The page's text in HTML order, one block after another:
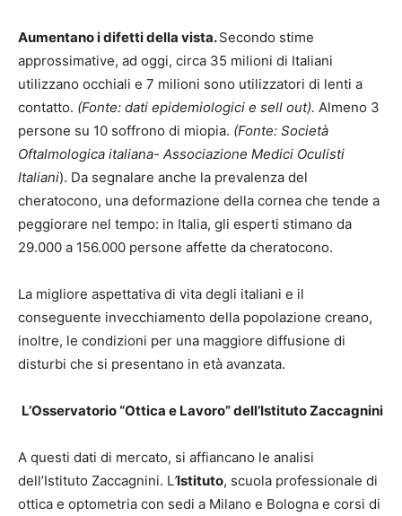
Aumentano i difetti della vista.Secondo stime
approssimative, ad oggi, circa 35 milioni di Italiani
utilizzano occhiali e 7 milioni sono utilizzatori di lenti a
contatto. (Fonte: dati epidemiologici e sell out). Almeno 3
persone su 10 soffrono di miopia. (Fonte: Società
Oftalmologica italiana- Associazione Medici Oculisti
Italiani). Da segnalare anche la prevalenza del
cheratocono, una deformazione della cornea che tende a
peggiorare nel tempo: in Italia, gli esperti stimano da
29.000 a 156.000 persone affette da cheratocono.
La migliore aspettativa di vita degli italiani e il
conseguente invecchiamento della popolazione creano,
inoltre, le condizioni per una maggiore diffusione di
disturbi che si presentano in età avanzata.
L’Osservatorio “Ottica e Lavoro” dell’Istituto Zaccagnini
A questi dati di mercato, si affiancano le analisi
dell’Istituto Zaccagnini. L’Istituto, scuola professionale di
ottica e optometria con sedi a Milano e Bologna e corsi di